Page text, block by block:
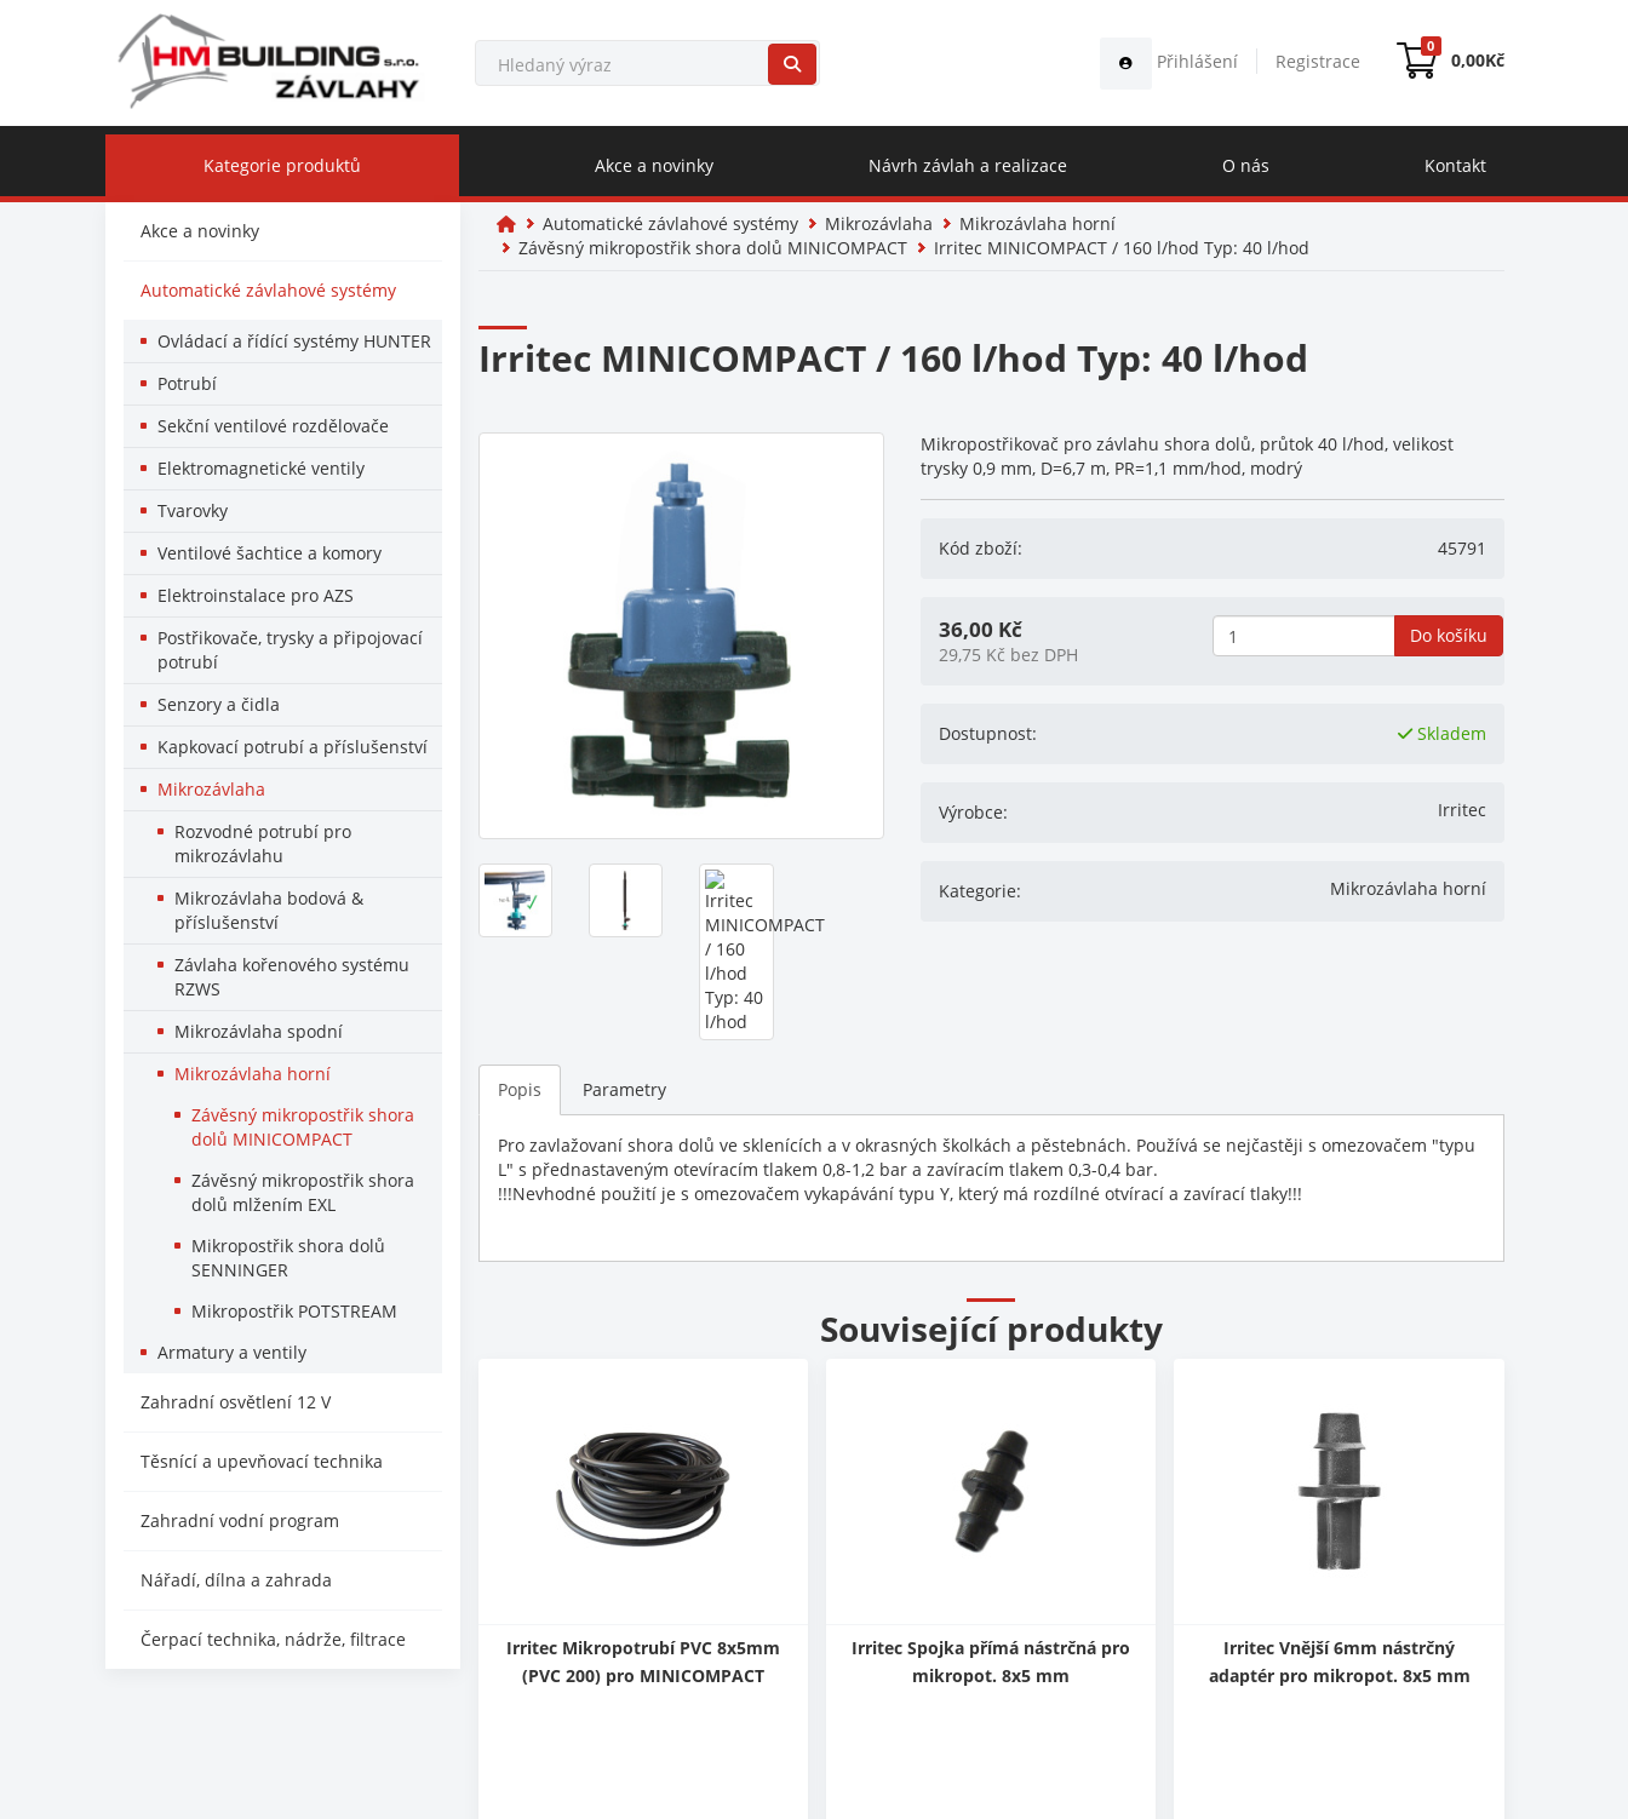
0
0,00Kč
Přihlášení Registrace
Kategorie produktů Akce a novinky Návrh závlah a realizace O nás Kontakt
Akce a novinky
Automatické závlahové systémy
Ovládací a řídící systémy HUNTER
Potrubí
Sekční ventilové rozdělovače
Elektromagnetické ventily
Tvarovky
Ventilové šachtice a komory
Elektroinstalace pro AZS
Postřikovače, trysky a připojovací
potrubí
Senzory a čidla
Kapkovací potrubí a příslušenství
Mikrozávlaha
Rozvodné potrubí pro
mikrozávlahu
Mikrozávlaha bodová &
příslušenství
Závlaha kořenového systému
RZWS
Mikrozávlaha spodní
Mikrozávlaha horní
Závěsný mikropostřik shora
dolů MINICOMPACT
Závěsný mikropostřik shora
dolů mlžením EXL
Mikropostřik shora dolů
SENNINGER
Mikropostřik POTSTREAM
Armatury a ventily
Zahradní osvětlení 12 V
Těsnící a upevňovací technika
Zahradní vodní program
Nářadí, dílna a zahrada
Čerpací technika, nádrže, filtrace
Automatické závlahové systémy Mikrozávlaha
Mikrozávlaha horní
Závěsný mikropostřik shora dolů MINICOMPACT
Irritec MINICOMPACT / 160 l/hod Typ: 40 l/hod
Irritec MINICOMPACT / 160 l/hod Typ: 40 l/hod
Mikropostřikovač pro závlahu shora dolů, průtok 40 l/hod, velikost
trysky 0,9 mm, D=6,7 m, PR=1,1 mm/hod, modrý
Kód zboží: 45791
36,00 Kč
29,75 Kč bez DPH
Do košíku
Dostupnost: Skladem
Výrobce: Irritec
Kategorie: Mikrozávlaha horní
Popis Parametry
Pro zavlažovaní shora dolů ve sklenících a v okrasných školkách a pěstebnách. Používá se nejčastěji s omezovačem "typu
L" s přednastaveným otevíracím tlakem 0,8-1,2 bar a zavíracím tlakem 0,3-0,4 bar.
!!!Nevhodné použití je s omezovačem vykapávání typu Y, který má rozdílné otvírací a zavírací tlaky!!!
Související produkty
Irritec Mikropotrubí PVC 8x5mm
(PVC 200) pro MINICOMPACT
Irritec Spojka přímá nástrčná pro
mikropot. 8x5 mm
Irritec Vnější 6mm nástrčný
adaptér pro mikropot. 8x5 mm